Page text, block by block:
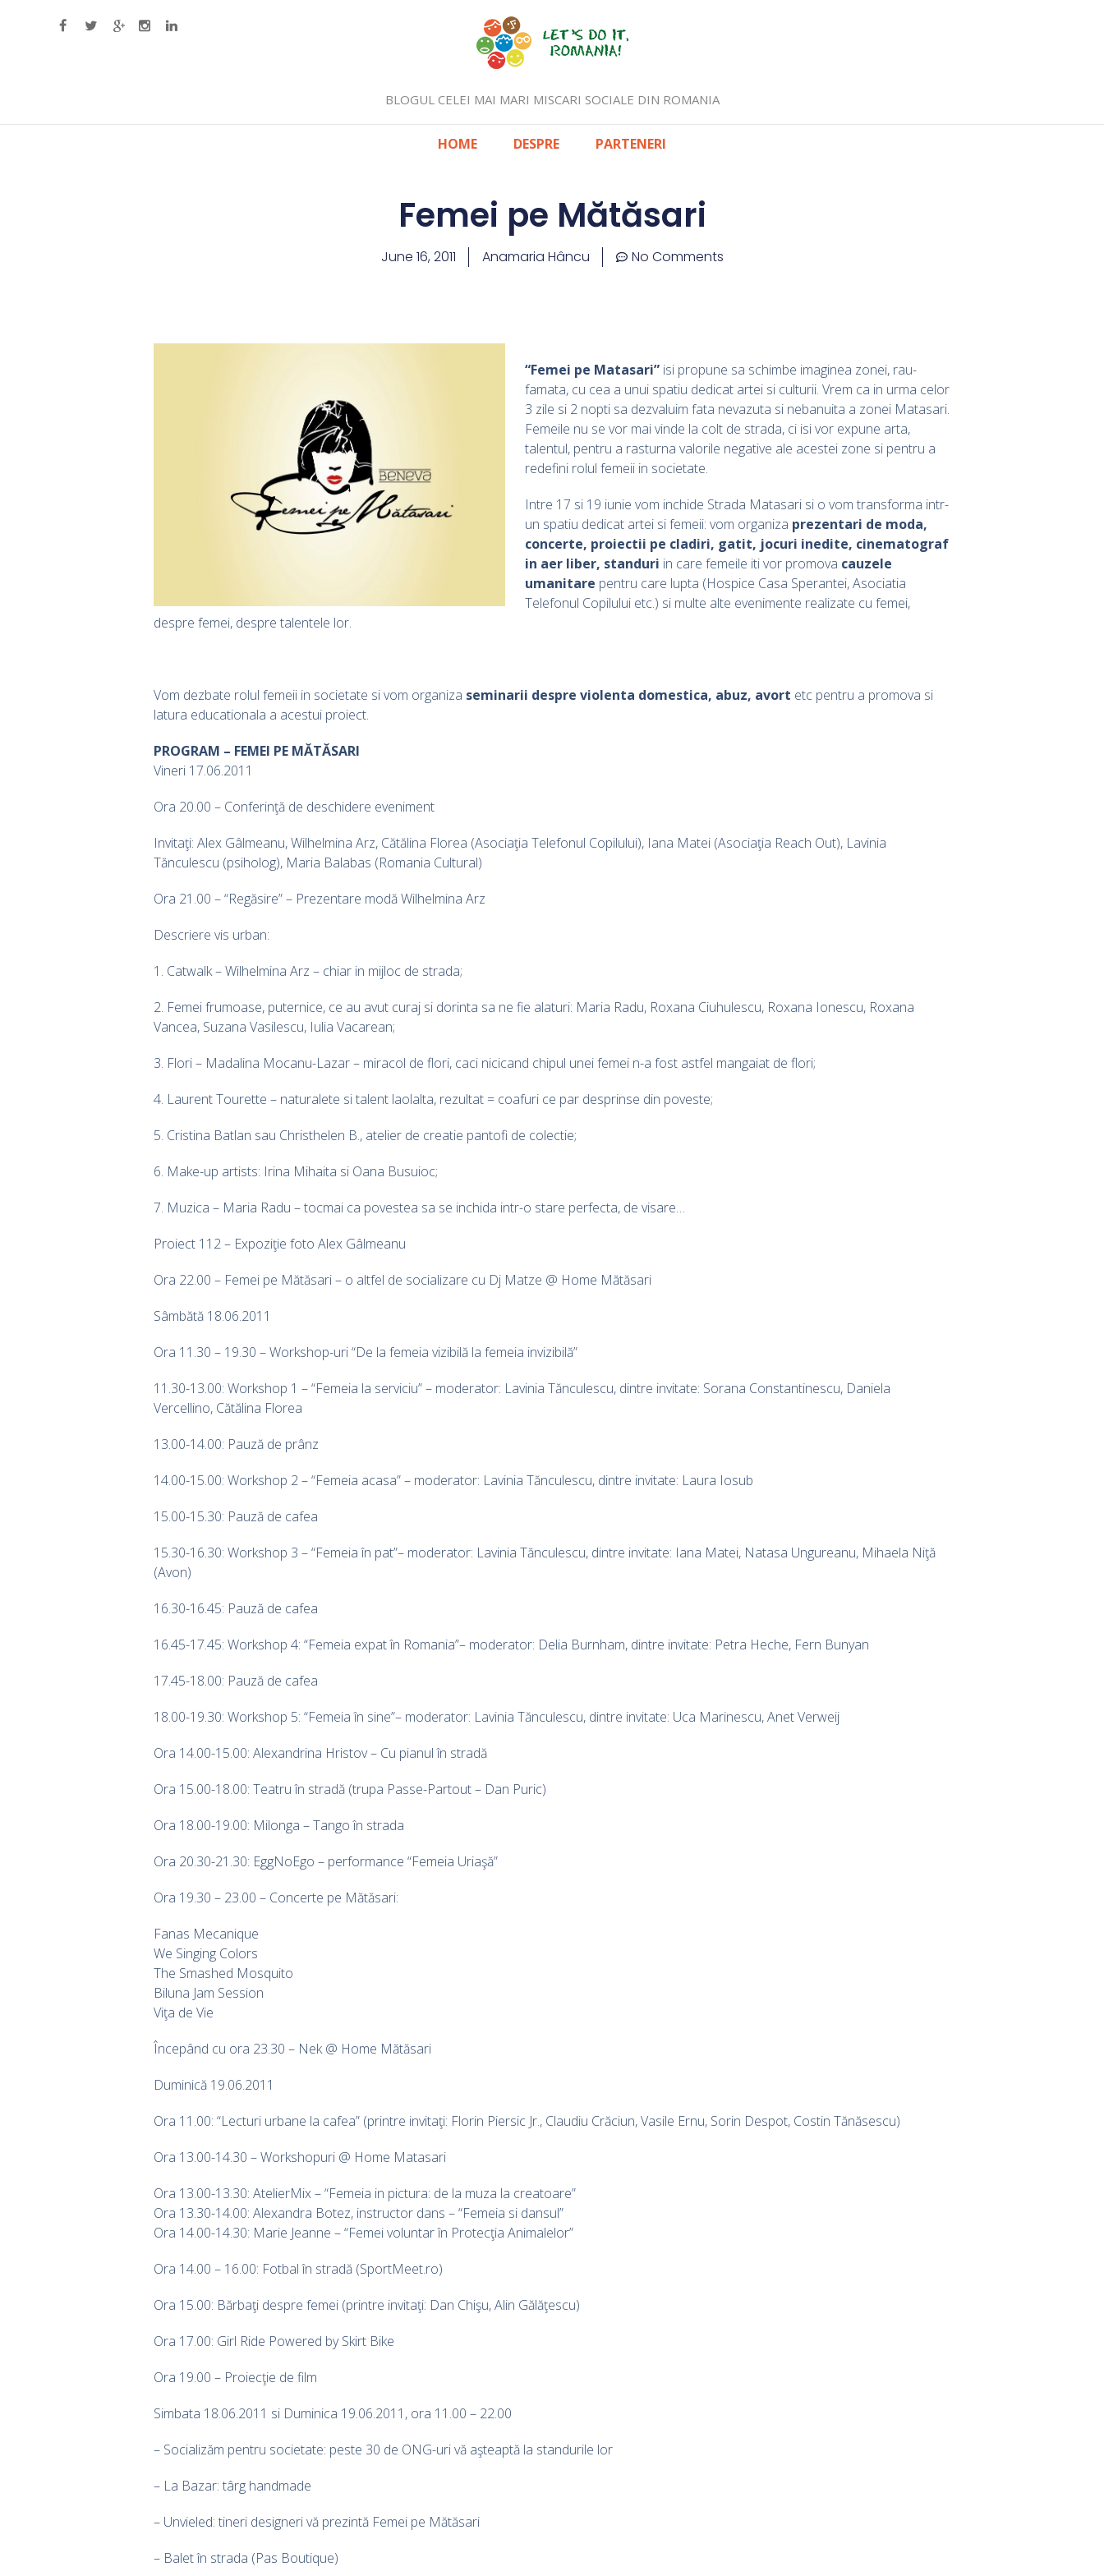
BLOGUL CELEI MAI MARI MISCARI SOCIALE DIN ROMANIA
HOME DESPRE PARTENERI
Femei pe Mătăsari
June 16, 2011 Anamaria Hâncu No Comments
“Femei pe Matasari” isi propune sa schimbe imaginea zonei, rau-
famata, cu cea a unui spatiu dedicat artei si culturii. Vrem ca in urma celor
3 zile si 2 nopti sa dezvaluim fata nevazuta si nebanuita a zonei Matasari.
Femeile nu se vor mai vinde la colt de strada, ci isi vor expune arta,
talentul, pentru a rasturna valorile negative ale acestei zone si pentru a
redefini rolul femeii in societate.
Intre 17 si 19 iunie vom inchide Strada Matasari si o vom transforma intr-
un spatiu dedicat artei si femeii: vom organiza prezentari de moda,
concerte, proiectii pe cladiri, gatit, jocuri inedite, cinematograf
in aer liber, standuri in care femeile iti vor promova cauzele
umanitare pentru care lupta (Hospice Casa Sperantei, Asociatia
Telefonul Copilului etc.) si multe alte evenimente realizate cu femei,
despre femei, despre talentele lor.
Vom dezbate rolul femeii in societate si vom organiza seminarii despre violenta domestica, abuz, avort etc pentru a promova si
latura educationala a acestui proiect.
PROGRAM – FEMEI PE MĂTĂSARI
Vineri 17.06.2011
Ora 20.00 – Conferinţă de deschidere eveniment
Invitaţi: Alex Gâlmeanu, Wilhelmina Arz, Cătălina Florea (Asociaţia Telefonul Copilului), Iana Matei (Asociaţia Reach Out), Lavinia
Tănculescu (psiholog), Maria Balabas (Romania Cultural)
Ora 21.00 – “Regăsire” – Prezentare modă Wilhelmina Arz
Descriere vis urban:
1. Catwalk – Wilhelmina Arz – chiar in mijloc de strada;
2. Femei frumoase, puternice, ce au avut curaj si dorinta sa ne fie alaturi: Maria Radu, Roxana Ciuhulescu, Roxana Ionescu, Roxana
Vancea, Suzana Vasilescu, Iulia Vacarean;
3. Flori – Madalina Mocanu-Lazar – miracol de flori, caci nicicand chipul unei femei n-a fost astfel mangaiat de flori;
4. Laurent Tourette – naturalete si talent laolalta, rezultat = coafuri ce par desprinse din poveste;
5. Cristina Batlan sau Christhelen B., atelier de creatie pantofi de colectie;
6. Make-up artists: Irina Mihaita si Oana Busuioc;
7. Muzica – Maria Radu – tocmai ca povestea sa se inchida intr-o stare perfecta, de visare…
Proiect 112 – Expoziţie foto Alex Gâlmeanu
Ora 22.00 – Femei pe Mătăsari – o altfel de socializare cu Dj Matze @ Home Mătăsari
Sâmbătă 18.06.2011
Ora 11.30 – 19.30 – Workshop-uri “De la femeia vizibilă la femeia invizibilă”
11.30-13.00: Workshop 1 – “Femeia la serviciu” – moderator: Lavinia Tănculescu, dintre invitate: Sorana Constantinescu, Daniela
Vercellino, Cătălina Florea
13.00-14.00: Pauză de prânz
14.00-15.00: Workshop 2 – “Femeia acasa” – moderator: Lavinia Tănculescu, dintre invitate: Laura Iosub
15.00-15.30: Pauză de cafea
15.30-16.30: Workshop 3 – “Femeia în pat”– moderator: Lavinia Tănculescu, dintre invitate: Iana Matei, Natasa Ungureanu, Mihaela Niţă
(Avon)
16.30-16.45: Pauză de cafea
16.45-17.45: Workshop 4: “Femeia expat în Romania”– moderator: Delia Burnham, dintre invitate: Petra Heche, Fern Bunyan
17.45-18.00: Pauză de cafea
18.00-19.30: Workshop 5: “Femeia în sine”– moderator: Lavinia Tănculescu, dintre invitate: Uca Marinescu, Anet Verweij
Ora 14.00-15.00: Alexandrina Hristov – Cu pianul în stradă
Ora 15.00-18.00: Teatru în stradă (trupa Passe-Partout – Dan Puric)
Ora 18.00-19.00: Milonga – Tango în strada
Ora 20.30-21.30: EggNoEgo – performance “Femeia Uriaşă”
Ora 19.30 – 23.00 – Concerte pe Mătăsari:
Fanas Mecanique
We Singing Colors
The Smashed Mosquito
Biluna Jam Session
Viţa de Vie
Începând cu ora 23.30 – Nek @ Home Mătăsari
Duminică 19.06.2011
Ora 11.00: “Lecturi urbane la cafea” (printre invitaţi: Florin Piersic Jr., Claudiu Crăciun, Vasile Ernu, Sorin Despot, Costin Tănăsescu)
Ora 13.00-14.30 – Workshopuri @ Home Matasari
Ora 13.00-13.30: AtelierMix – “Femeia in pictura: de la muza la creatoare”
Ora 13.30-14.00: Alexandra Botez, instructor dans – “Femeia si dansul”
Ora 14.00-14.30: Marie Jeanne – “Femei voluntar în Protecţia Animalelor”
Ora 14.00 – 16.00: Fotbal în stradă (SportMeet.ro)
Ora 15.00: Bărbaţi despre femei (printre invitaţi: Dan Chişu, Alin Gălăţescu)
Ora 17.00: Girl Ride Powered by Skirt Bike
Ora 19.00 – Proiecţie de film
Simbata 18.06.2011 si Duminica 19.06.2011, ora 11.00 – 22.00
– Socializăm pentru societate: peste 30 de ONG-uri vă aşteaptă la standurile lor
– La Bazar: târg handmade
– Unvieled: tineri designeri vă prezintă Femei pe Mătăsari
– Balet în strada (Pas Boutique)